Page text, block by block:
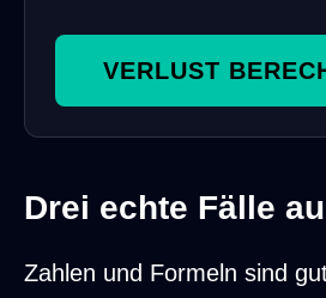
VERLUST
Drei echte Fälle
Zahlen und Formeln sind